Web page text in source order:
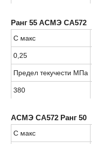
Ранг 55 АСМЭ СА572
С макс
0,25
Предел текучести МПа
380
АСМЭ СА572 Ранг 50
С макс